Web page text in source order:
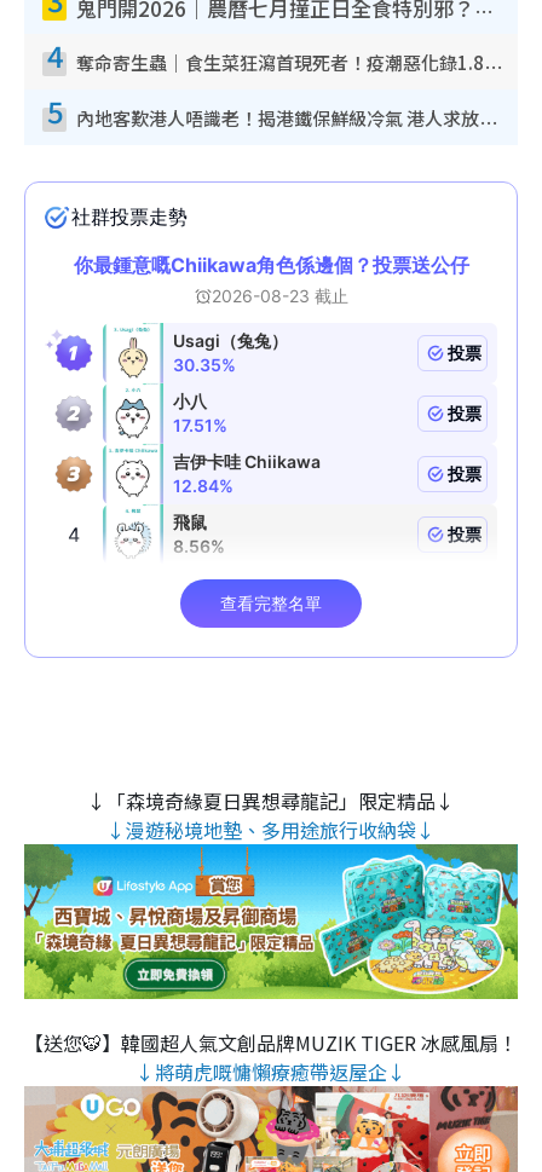
鬼門開2026｜農曆七月撞正日全食特別邪？專家警告切忌做一事！揭4大禁忌+2招保平安
4 奪命寄生蟲｜食生菜狂瀉首現死者！疫潮惡化錄1.8萬宗病例 揭洗菜3大謬誤
5 內地客歎港人唔識老！揭港鐵保鮮級冷氣 港人求放過：咪投訴
↓「森境奇緣夏日異想尋龍記」限定精品↓
↓漫遊秘境地墊、多用途旅行收納袋↓
【送您🐯】韓國超人氣文創品牌MUZIK TIGER 冰感風扇！
↓將萌虎嘅慵懶療癒帶返屋企↓